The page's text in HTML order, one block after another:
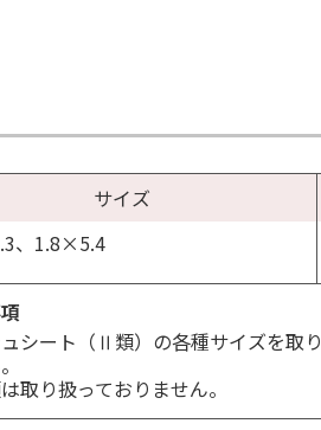
サイズ
、1.8×5.4
シート（Ⅱ類）の各種サイズを取
取り扱っておりません。